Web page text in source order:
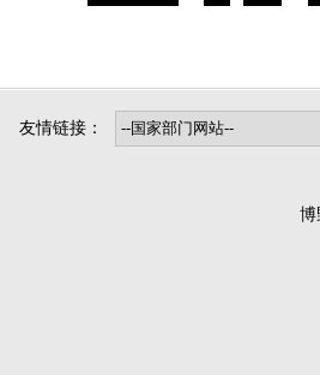
友情链接：
博